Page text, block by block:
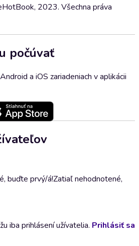
2023. Všechna práva
počúvať
a iOS zariadeniach v aplikácii
buďte prvý/á!Zatiaľ nehodnotené,
iba prihlásení užívatelia. Prihlásiť sa